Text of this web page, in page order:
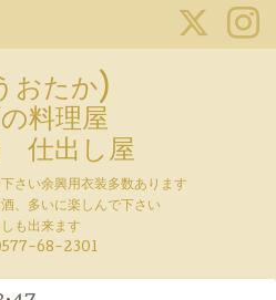
おたか)
料理屋
仕出し屋
さい余興用衣装多数あります
、多いに楽しんで下さい
も出来ます
68-2301